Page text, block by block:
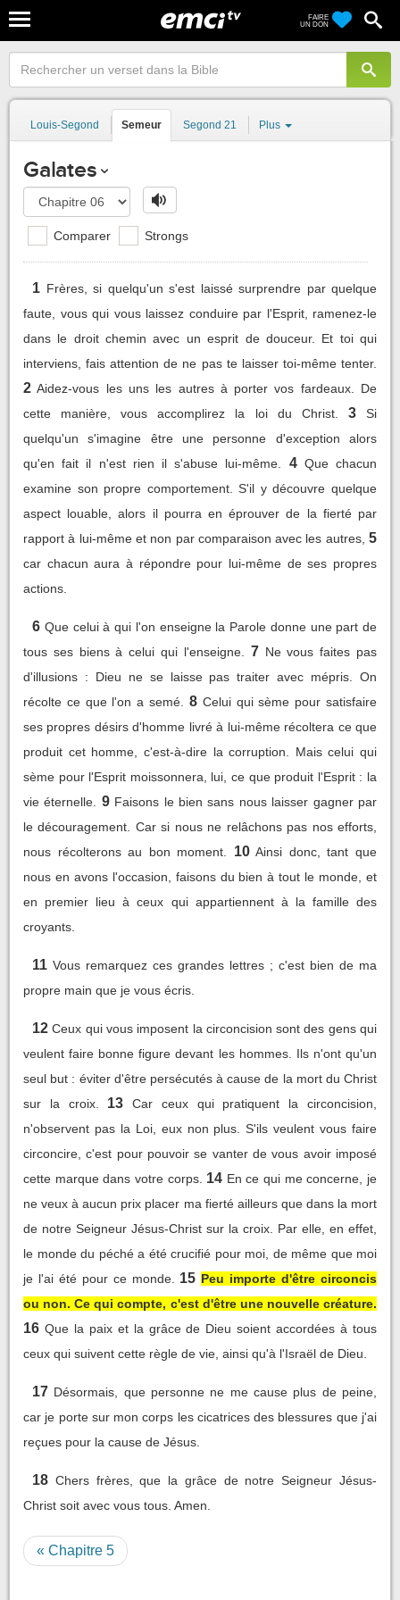
FAIRE
UN DON
Louis-Segond Semeur Segond 21 Plus
Galates
Comparer Strongs
1 Frères, si quelqu'un s'est laissé surprendre par quelque
faute, vous qui vous laissez conduire par l'Esprit, ramenez-le
dans le droit chemin avec un esprit de douceur. Et toi qui
interviens, fais attention de ne pas te laisser toi-même tenter.
2 Aidez-vous les uns les autres à porter vos fardeaux. De
cette manière, vous accomplirez la loi du Christ.
3
Si
quelqu'un s'imagine être une personne d'exception alors
qu'en fait il n'est rien il s'abuse lui-même.
4 Que chacun
examine son propre comportement. S'il y découvre quelque
aspect louable, alors il pourra en éprouver de la fierté par
rapport à lui-même et non par comparaison avec les autres, 5
car chacun aura à répondre pour lui-même de ses propres
actions.
6 Que celui à qui l'on enseigne la Parole donne une part de
tous ses biens à celui qui l'enseigne.
7 Ne vous faites pas
d'illusions : Dieu ne se laisse pas traiter avec mépris. On
récolte ce que l'on a semé.
8 Celui qui sème pour satisfaire
ses propres désirs d'homme livré à lui-même récoltera ce que
produit cet homme, c'est-à-dire la corruption. Mais celui qui
sème pour l'Esprit moissonnera, lui, ce que produit l'Esprit : la
vie éternelle.
9 Faisons le bien sans nous laisser gagner par
le découragement. Car si nous ne relâchons pas nos efforts,
nous récolterons au bon moment.
10 Ainsi donc, tant que
nous en avons l'occasion, faisons du bien à tout le monde, et
en premier lieu à ceux qui appartiennent à la famille des
croyants.
11 Vous remarquez ces grandes lettres ; c'est bien de ma
propre main que je vous écris.
12 Ceux qui vous imposent la circoncision sont des gens qui
veulent faire bonne figure devant les hommes. Ils n'ont qu'un
seul but : éviter d'être persécutés à cause de la mort du Christ
sur la croix.
13
Car ceux qui pratiquent la circoncision,
n'observent pas la Loi, eux non plus. S'ils veulent vous faire
circoncire, c'est pour pouvoir se vanter de vous avoir imposé
cette marque dans votre corps. 14 En ce qui me concerne, je
ne veux à aucun prix placer ma fierté ailleurs que dans la mort
de notre Seigneur Jésus-Christ sur la croix. Par elle, en effet,
le monde du péché a été crucifié pour moi, de même que moi
je l'ai été pour ce monde.
15 Peu importe d'être circoncis
ou non. Ce qui compte, c'est d'être une nouvelle créature.
16 Que la paix et la grâce de Dieu soient accordées à tous
ceux qui suivent cette règle de vie, ainsi qu'à l'Israël de Dieu.
17 Désormais, que personne ne me cause plus de peine,
car je porte sur mon corps les cicatrices des blessures que j'ai
reçues pour la cause de Jésus.
18 Chers frères, que la grâce de notre Seigneur Jésus-
Christ soit avec vous tous. Amen.
« Chapitre 5